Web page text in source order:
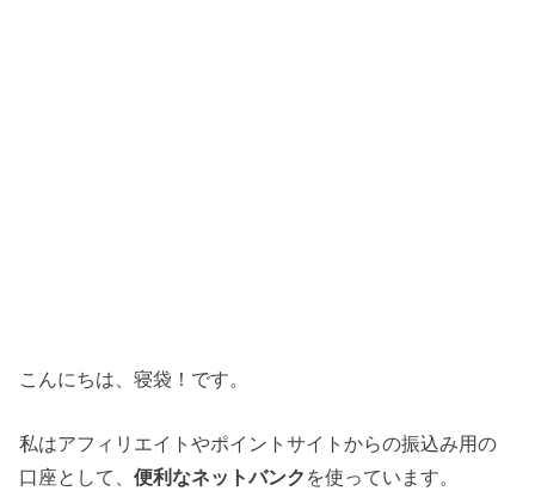
こんにちは、寝袋！です。
私はアフィリエイトやポイントサイトからの振込み用の
口座として、便利なネットバンク を使っています。